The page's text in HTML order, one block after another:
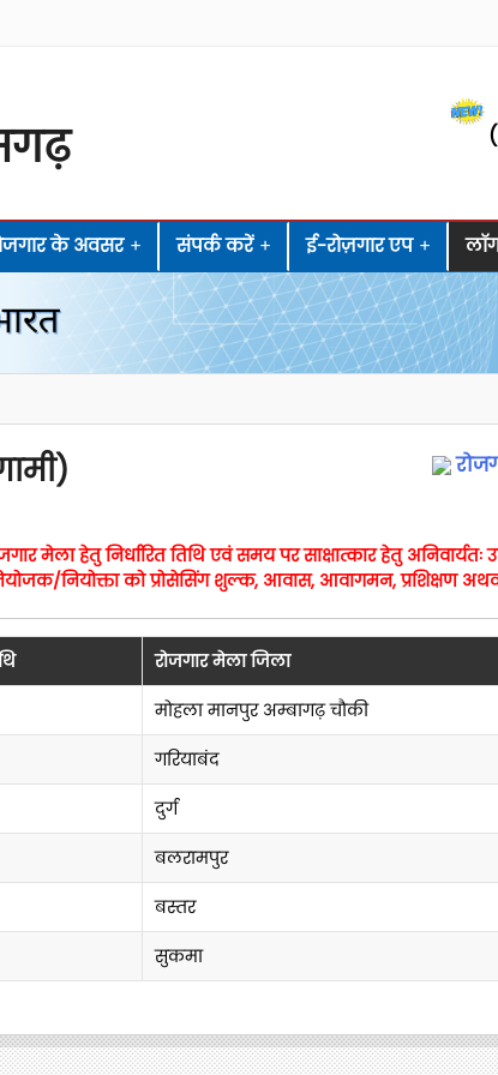
के अवसर + संपर्क करें + ई-रोज़गार एप +
हेतु निर्धारित तिथि एवं समय पर साक्षात्कार हेतु अनिवार्यतः
नियोक्ता को प्रोसेसिंग शुल्क, आवास, आवागमन, प्रशिक्षण
रोजगार मेला जिला
मोहला मानपुर अम्बागढ़ चौकी
गरियाबंद
दुर्ग
बलरामपुर
बस्तर
सुकमा